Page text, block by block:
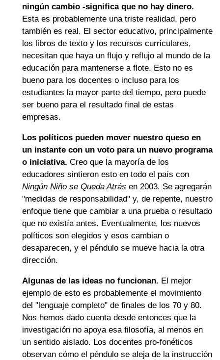
ningún cambio -significa que no hay dinero.
Esta es probablemente una triste realidad, pero
también es real. El sector educativo, principalmente
los libros de texto y los recursos curriculares,
necesitan que haya un flujo y reflujo al mundo de la
educación para mantenerse a flote. Esto no es
bueno para los docentes o incluso para los
estudiantes la mayor parte del tiempo, pero puede
ser bueno para el resultado final de estas
empresas.
Los políticos pueden mover nuestro queso en
un instante con un voto para un nuevo programa
o iniciativa. Creo que la mayoría de los
educadores sintieron esto en todo el país con
Ningún Niño se Queda Atrás en 2003. Se agregarán
"medidas de responsabilidad" y, de repente, nuestro
enfoque tiene que cambiar a una prueba o resultado
que no existía antes. Eventualmente, los nuevos
políticos son elegidos y esos cambian o
desaparecen, y el péndulo se mueve hacia la otra
dirección.
Algunas de las ideas no funcionan. El mejor
ejemplo de esto es probablemente el movimiento
del "lenguaje completo" de finales de los 70 y 80.
Nos hemos dado cuenta desde entonces que la
investigación no apoya esa filosofía, al menos en
un sentido aislado. Los docentes pro-fonéticos
observan cómo el péndulo se aleja de la instrucción